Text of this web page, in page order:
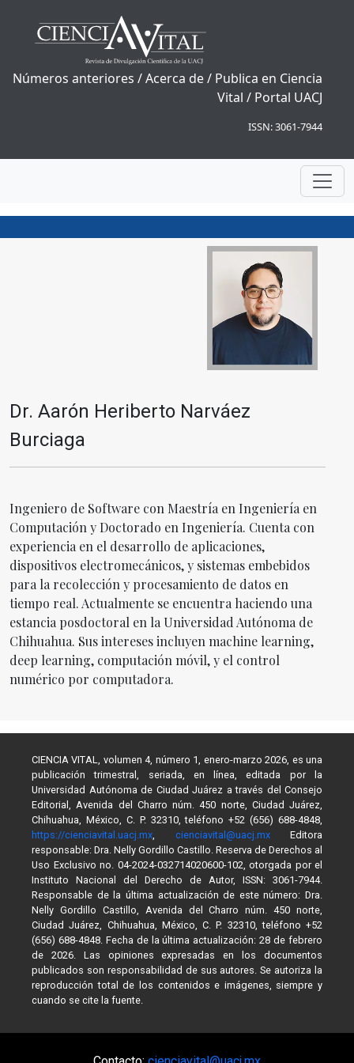
Números anteriores /Acerca de/ Publica en Ciencia
Vital / Portal UACJ
ISSN: 3061-7944
Dr. Aarón Heriberto Narváez
Burciaga
Ingeniero de Software con Maestría en Ingeniería en
Computación y Doctorado en Ingeniería. Cuenta con
experiencia en el desarrollo de aplicaciones,
dispositivos electromecánicos, y sistemas embebidos
para la recolección y procesamiento de datos en
tiempo real. Actualmente se encuentra haciendo una
estancia posdoctoral en la Universidad Autónoma de
Chihuahua. Sus intereses incluyen machine learning,
deep learning, computación móvil, y el control
numérico por computadora.
CIENCIA VITAL, volumen 4, número 1, enero-marzo 2026, es una
publicación trimestral, seriada, en línea, editada por la
Universidad Autónoma de Ciudad Juárez a través del Consejo
Editorial, Avenida del Charro núm. 450 norte, Ciudad Juárez,
Chihuahua, México, C. P. 32310, teléfono +52 (656) 688-4848,
https://cienciavital.uacj.mx
cienciavital@uacj.mxEditora
responsable: Dra. Nelly Gordillo Castillo. Reserva de Derechos al
Uso Exclusivo no. 04-2024-032714020600-102, otorgada por el
Instituto Nacional del Derecho de Autor, ISSN: 3061-7944.
Responsable de la última actualización de este número: Dra.
Nelly Gordillo Castillo, Avenida del Charro núm. 450 norte,
Ciudad Juárez, Chihuahua, México, C. P. 32310, teléfono +52
(656) 688-4848. Fecha de la última actualización: 28 de febrero
de 2026. Las opiniones expresadas en los documentos
publicados son responsabilidad de sus autores. Se autoriza la
reproducción total de los contenidos e imágenes, siempre y
cuando se cite la fuente.